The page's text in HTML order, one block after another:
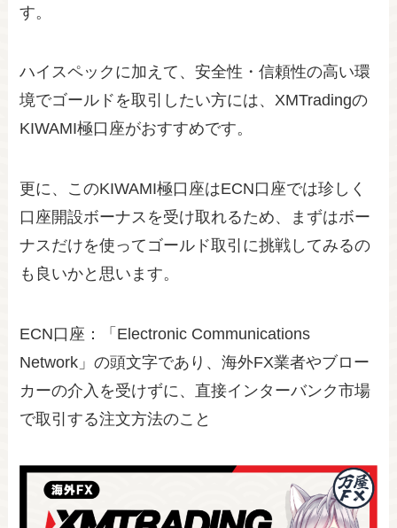
す。
ハイスペックに加えて、安全性・信頼性の高い環
境でゴールドを取引したい方には、XMTradingの
KIWAMI極口座がおすすめです。
更に、このKIWAMI極口座はECN口座では珍しく
口座開設ボーナスを受け取れるため、まずはボー
ナスだけを使ってゴールド取引に挑戦してみるの
も良いかと思います。
ECN口座：「Electronic Communications
Network」の頭文字であり、海外FX業者やブロー
カーの介入を受けずに、直接インターバンク市場
で取引する注文方法のこと